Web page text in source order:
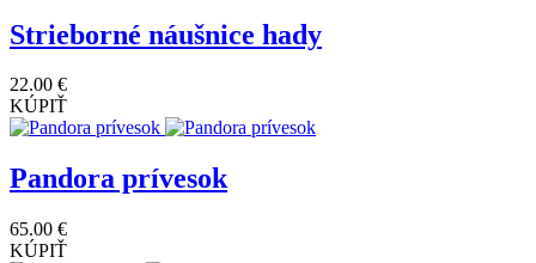
Strieborné náušnice hady
22.00 €
KÚPIŤ
Pandora prívesok
65.00 €
KÚPIŤ